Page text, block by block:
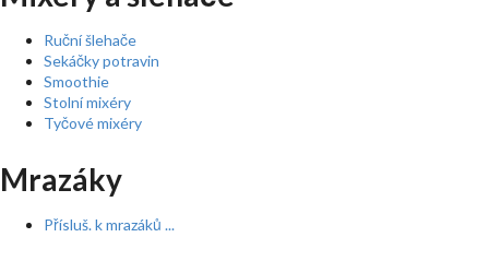
Ruční šlehače
Sekáčky potravin
Smoothie
Stolní mixéry
Tyčové mixéry
Mrazáky
Přísluš. k mrazáků ...